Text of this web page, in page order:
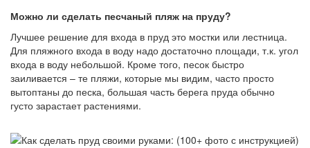
Можно ли сделать песчаный пляж на пруду?
Лучшее решение для входа в пруд это мостки или лестница.
Для пляжного входа в воду надо достаточно площади, т.к. угол
входа в воду небольшой. Кроме того, песок быстро
заиливается – те пляжи, которые мы видим, часто просто
вытоптаны до песка, большая часть берега пруда обычно
густо зарастает растениями.